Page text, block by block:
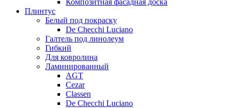
Плинтус
Белый под покраску
De Checchi Luciano
Галтель под линолеум
Гибкий
Для ковролина
Ламинированный
AGT
Cezar
Classen
De Checchi Luciano